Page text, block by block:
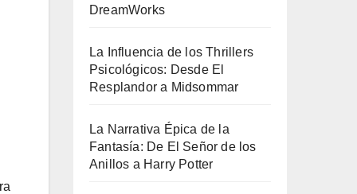
DreamWorks
La Influencia de los Thrillers
Psicológicos: Desde El
Resplandor a Midsommar
La Narrativa Épica de la
Fantasía: De El Señor de los
Anillos a Harry Potter